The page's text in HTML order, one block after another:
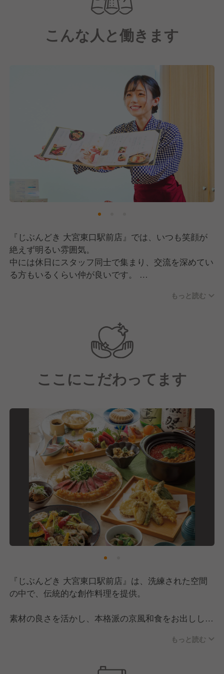
あなたの努力がお給与にもしっかりと反映されるシス
テムとなっています。
こんな人と働きます
『じぶんどき 大宮東口駅前店』では、いつも笑顔が
絶えず明るい雰囲気。
中には休日にスタッフ同士で集まり、交流を深めてい
る方もいるくらい仲が良いです。
"良い空間作りはチームワークが大切"という部分に重
また、ホールと調理場それぞれのエリアマネージャー
が、各エリアごとに1名ずつ在籍。
何かあった時でもすぐに相談できる環境なので、安心
して働けます！
もっと読む
ここにこだわってます
『じぶんどき 大宮東口駅前店』は、洗練された空間
の中で、伝統的な創作料理を提供。
素材の良さを活かし、本格派の京風和食をお出しして
お料理に合わせた日本酒や焼酎なども幅広くご用意し
もっと読む